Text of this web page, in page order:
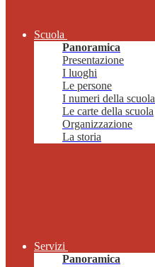
Scuola
Panoramica
Presentazione
I luoghi
Le persone
I numeri della scuola
Le carte della scuola
Organizzazione
La storia
Servizi
Panoramica